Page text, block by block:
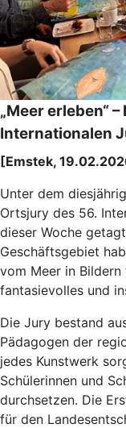
„Meer erleben“
Internationalen
[Emstek,
Unter dem
Ortsjury des 56.
dieser Woche
Geschäftsgebiet
vom Meer in
fantasievolles und
Die Jury bestand
Pädagogen der
jedes Kunstwerk
Schülerinnen und
durchsetzen. Die
für den